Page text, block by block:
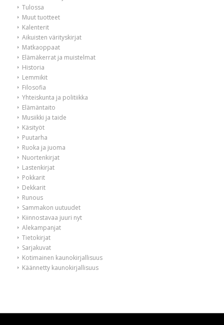
Tulossa
Muut tuotteet
Kalenterit
Aikuisten värityskirjat
Matkaoppaat
Elämäkerrat ja muistelmat
Historia
Lemmikit
Filosofia
Yhteiskunta ja politiikka
Elämäntaito
Musiikki ja taide
Käsityöt
Puutarha
Ruoka ja juoma
Nuortenkirjat
Lastenkirjat
Pokkarit
Dekkarit
Runous
Sammakon uutuudet
Kiinnostavaa juuri nyt
Alekampanjat
Tietokirjat
Sarjakuvat
Kotimainen kaunokirjallisuus
Käännetty kaunokirjallisuus